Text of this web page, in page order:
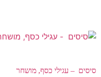
סיסים – עגילי כסף, מושחר